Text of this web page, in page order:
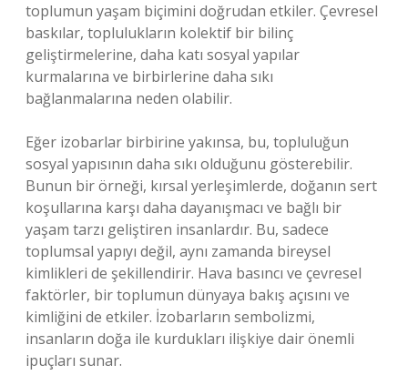
toplumun yaşam biçimini doğrudan etkiler. Çevresel
baskılar, toplulukların kolektif bir bilinç
geliştirmelerine, daha katı sosyal yapılar
kurmalarına ve birbirlerine daha sıkı
bağlanmalarına neden olabilir.
Eğer izobarlar birbirine yakınsa, bu, topluluğun
sosyal yapısının daha sıkı olduğunu gösterebilir.
Bunun bir örneği, kırsal yerleşimlerde, doğanın sert
koşullarına karşı daha dayanışmacı ve bağlı bir
yaşam tarzı geliştiren insanlardır. Bu, sadece
toplumsal yapıyı değil, aynı zamanda bireysel
kimlikleri de şekillendirir. Hava basıncı ve çevresel
faktörler, bir toplumun dünyaya bakış açısını ve
kimliğini de etkiler. İzobarların sembolizmi,
insanların doğa ile kurdukları ilişkiye dair önemli
ipuçları sunar.